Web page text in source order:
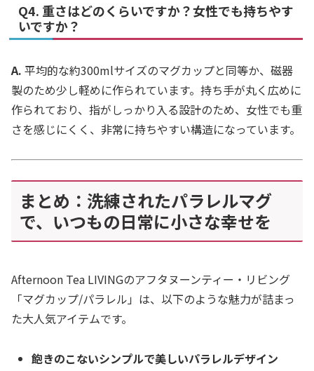
Q4. 重さはどのくらいですか？女性でも持ちやす
いですか？
A. 平均的な約300mlサイズのマグカップと同等か、磁器
製のため少し軽めに作られています。持ち手が丸く広めに
作られており、指がしっかり入る設計のため、女性でも重
さを感じにくく、非常に持ちやすい構造になっています。
まとめ：洗練されたパラレルマグ
で、いつもの日常に小さな幸せを
Afternoon Tea LIVINGのアフタヌーンティー・リビング
「マグカップ/パラレル」は、以下のような魅力が詰まっ
た大人気アイテムです。
飽きのこないシンプルで美しいパラレルデザイン